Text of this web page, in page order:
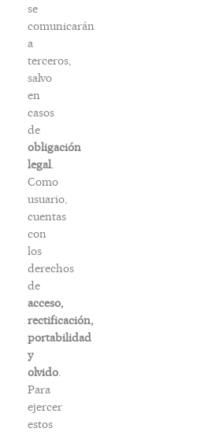
se
comunicarán
a
terceros,
salvo
en
casos
de
obligación
legal.
Como
usuario,
cuentas
con
los
derechos
de
acceso,
rectificación,
portabilidad
y
olvido.
Para
ejercer
estos